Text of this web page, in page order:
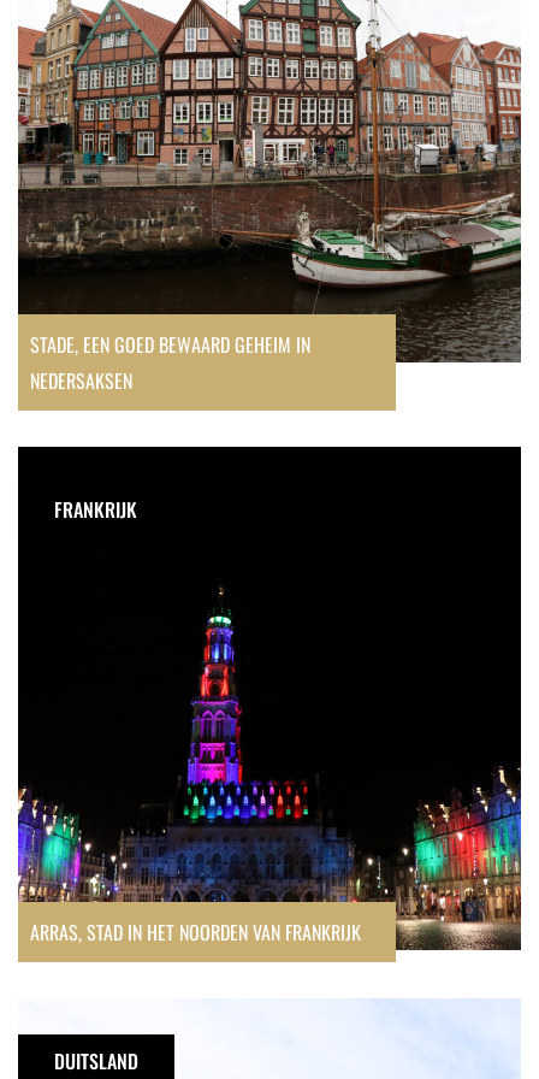
geheim
in
Nedersaksen
STADE, EEN GOED BEWAARD GEHEIM IN
NEDERSAKSEN
FRANKRIJK
ARRAS, STAD IN HET NOORDEN VAN FRANKRIJK
dorpjesDUITSLAND